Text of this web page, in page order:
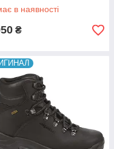
в наявності
₴